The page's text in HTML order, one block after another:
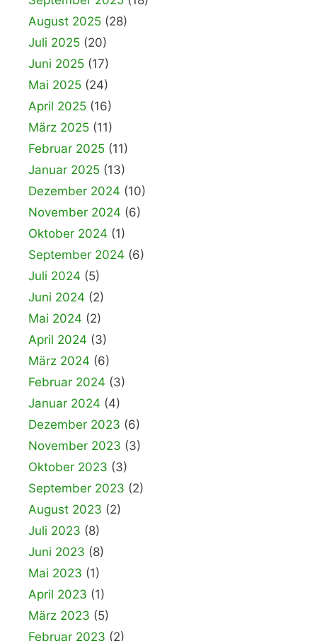
August 2025 (28)
Juli 2025 (20)
Juni 2025 (17)
Mai 2025 (24)
April 2025 (16)
März 2025 (11)
Februar 2025 (11)
Januar 2025 (13)
Dezember 2024 (10)
November 2024 (6)
Oktober 2024 (1)
September 2024 (6)
Juli 2024 (5)
Juni 2024 (2)
Mai 2024 (2)
April 2024 (3)
März 2024 (6)
Februar 2024 (3)
Januar 2024 (4)
Dezember 2023 (6)
November 2023 (3)
Oktober 2023 (3)
September 2023 (2)
August 2023 (2)
Juli 2023 (8)
Juni 2023 (8)
Mai 2023 (1)
April 2023 (1)
März 2023 (5)
Februar 2023 (2)